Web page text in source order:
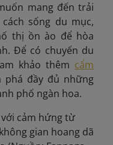
mang đến trải
sống du mục,
thị ồn ào để hòa
Để có chuyến du
khảo thêm cẩm
đầy đủ những
phố ngàn hoa.